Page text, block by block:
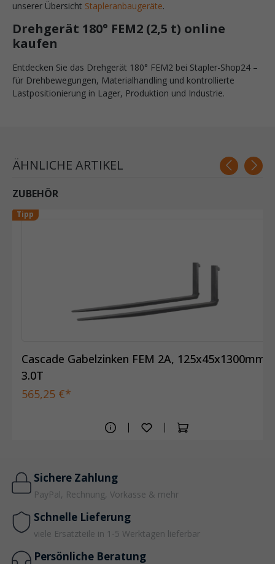
unserer Übersicht Stapleranbaugeräte.
Drehgerät 180° FEM2 (2,5 t) online
kaufen
Entdecken Sie das Drehgerät 180° FEM2 bei Stapler-Shop24 –
für Drehbewegungen, Materialhandling und kontrollierte
Lastpositionierung in Lager, Produktion und Industrie.
ÄHNLICHE ARTIKEL
ZUBEHÖR
Tipp
Cascade Gabelzinken FEM 2A, 125x45x1300mm,
3.0T
565,25 €*
Sichere Zahlung
PayPal, Rechnung, Vorkasse & mehr
Schnelle Lieferung
viele Ersatzteile in 1-5 Werktagen lieferbar
Persönliche Beratung